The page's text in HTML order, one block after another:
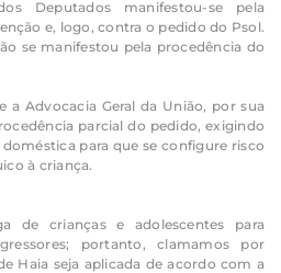
Deputados manifestou-se pela
e, logo, contra o pedido do Psol.
se manifestou pela procedência do
a Advocacia Geral da União, por sua
parcial do pedido, exigindo
para que se configure risco
à criança.
de crianças e adolescentes para
portanto, clamamos por
Haia seja aplicada de acordo com a